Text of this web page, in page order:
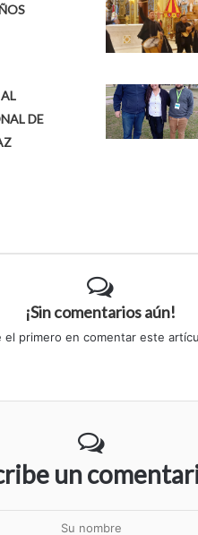
DE
¡Sin comentarios aún!
el primero en comentar este
un